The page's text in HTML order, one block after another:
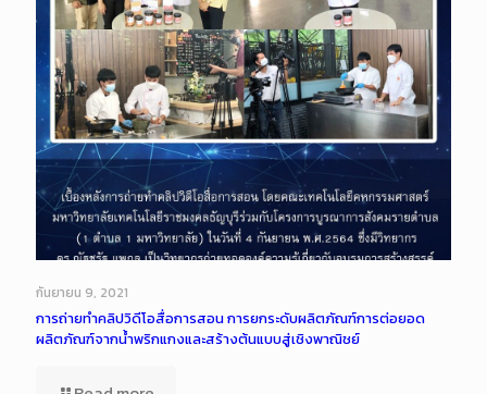
กันยายน 9, 2021
การถ่ายทำคลิปวิดีโอสื่อการสอน การยกระดับผลิตภัณฑ์การต่อยอด
ผลิตภัณฑ์จากน้ำพริกแกงและสร้างต้นแบบสู่เชิงพาณิชย์